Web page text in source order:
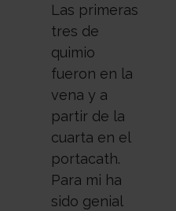
Las primeras
tres de
quimio
fueron en la
vena y a
partir de la
cuarta en el
portacath.
Para mi ha
sido genial